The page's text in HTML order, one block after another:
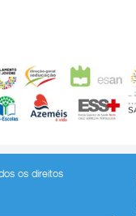
os direitos